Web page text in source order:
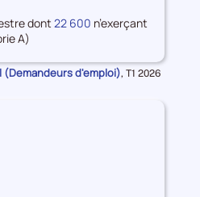
dont 22 600 n’exerçant
A)
(Demandeurs d'emploi), Données
T1 2026